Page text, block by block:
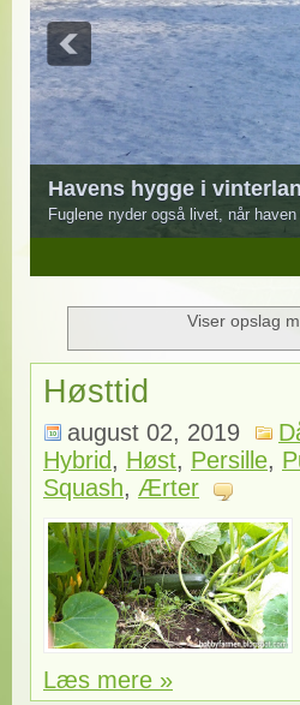
Havens hygge i
Fuglene nyder også livet, når
Viser opslag
Høsttid
august 02, 2019
Hybrid, Høst, Persille,
Squash, Ærter
Læs mere »